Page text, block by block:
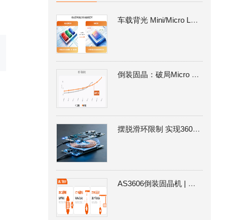
车载背光 Mini/Micro LED量产攻坚：MIP 路线的工艺瓶颈与倒装固晶解决方案
倒装固晶：破局Micro LED MIP 量产良率瓶颈的核心制程
摆脱滑环限制 实现360°连续旋转通信|卓兴SpinBus360 EtherCAT无线传输
AS3606倒装固晶机 | 实现芯片零顶伤 突破Micro LED MIP量产困局